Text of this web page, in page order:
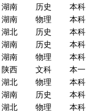
湖南 历史
本科
湖南 物理
本科
湖北 历史
本科
湖南 历史
本科
湖南 物理
本科
陕西 文科
本一
湖北 物理
本科
湖南 历史
本科
湖北 物理
本科